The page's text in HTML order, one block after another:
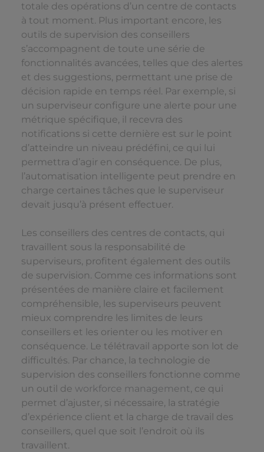
totale des opérations d’un centre de contacts
à tout moment. Plus important encore, les
outils de supervision des conseillers
s’accompagnent de toute une série de
fonctionnalités avancées, telles que des alertes
et des suggestions, permettant une prise de
décision rapide en temps réel. Par exemple, si
un superviseur configure une alerte pour une
métrique spécifique, il recevra des
notifications si cette dernière est sur le point
d’atteindre un niveau prédéfini, ce qui lui
permettra d’agir en conséquence. De plus,
l’automatisation intelligente peut prendre en
charge certaines tâches que le superviseur
devait jusqu’à présent effectuer.
Les conseillers des centres de contacts, qui
travaillent sous la responsabilité de
superviseurs, profitent également des outils
de supervision. Comme ces informations sont
présentées de manière claire et facilement
compréhensible, les superviseurs peuvent
mieux comprendre les limites de leurs
conseillers et les orienter ou les motiver en
conséquence. Le télétravail apporte son lot de
difficultés. Par chance, la technologie de
supervision des conseillers fonctionne comme
un outil de workforce management, ce qui
permet d’ajuster, si nécessaire, la stratégie
d’expérience client et la charge de travail des
conseillers, quel que soit l’endroit où ils
travaillent.